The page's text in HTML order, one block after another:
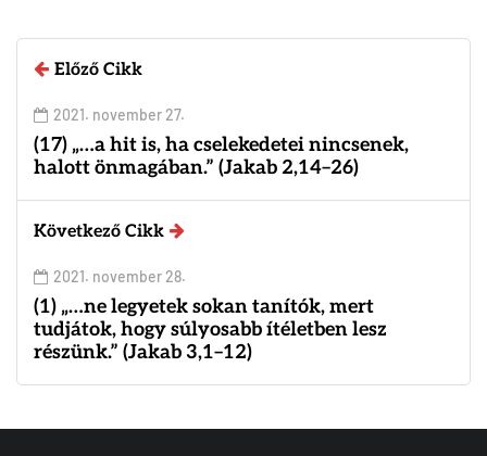
Előző Cikk
2021. november 27.
(17) „…a hit is, ha cselekedetei nincsenek,
halott önmagában.” (Jakab 2,14–26)
Következő Cikk
2021. november 28.
(1) „…ne legyetek sokan tanítók, mert
tudjátok, hogy súlyosabb ítéletben lesz
részünk.” (Jakab 3,1–12)